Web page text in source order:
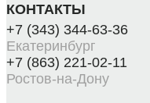
КОНТАКТЫ
+7 (343) 344-63-36
Екатеринбург
+7 (863) 221-02-11
Ростов-на-Дону